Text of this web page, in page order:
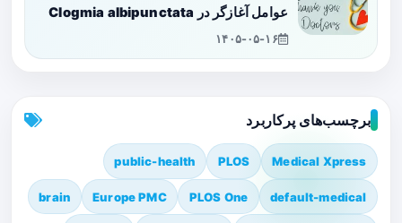
عوامل آغازگر در Clogmia albipunctata
۱۴۰۵-۰۵-۱۶
برچسب‌های پرکاربرد
Medical Xpress
PLOS
public-health
default-medical
PLOS One
Europe PMC
brain